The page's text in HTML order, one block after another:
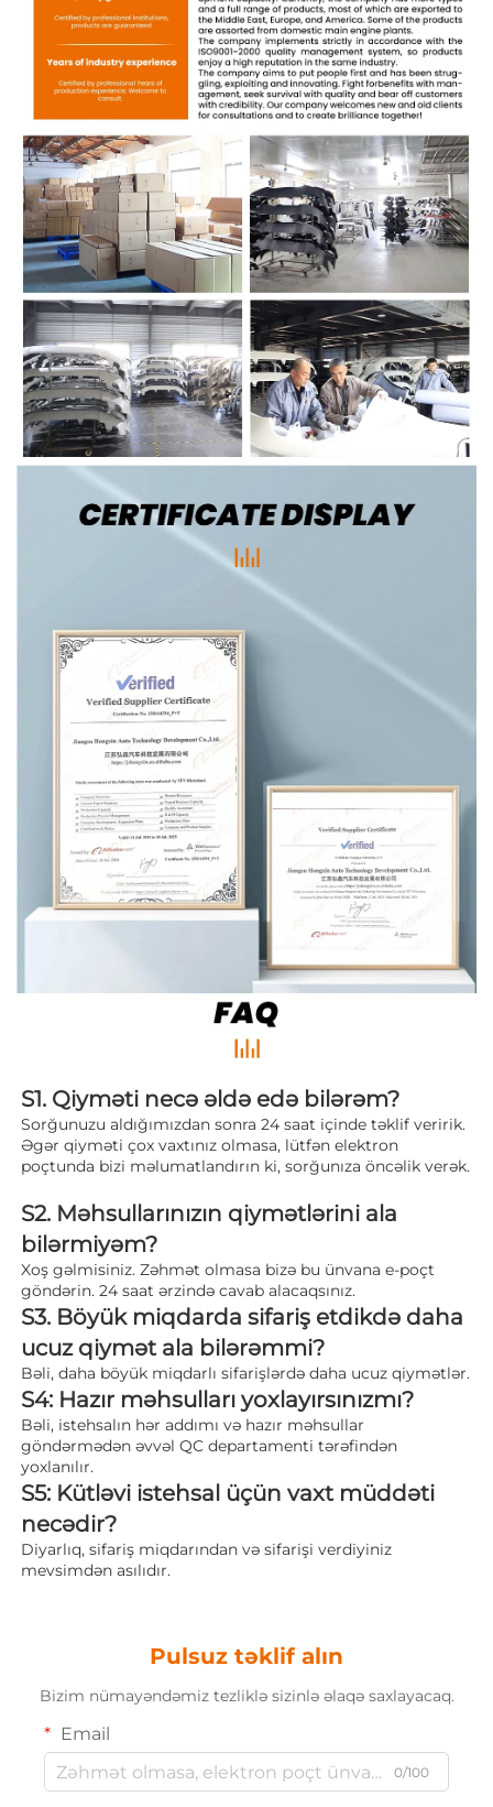
S1. Qiyməti necə əldə edə bilərəm?
Sorğunuzu aldığımızdan sonra 24 saat içinde təklif veririk.
Əgər qiyməti çox vaxtınız olmasa, lütfən elektron
S2. Məhsullarınızın qiymətlərini ala
bilərmiyəm?
Xoş gəlmisiniz. Zəhmət olmasa bizə bu ünvana e-poçt
göndərin. 24 saat ərzində cavab alacaqsınız.
S3. Böyük miqdarda sifariş etdikdə daha
ucuz qiymət ala bilərəmmi?
S4: Hazır məhsulları yoxlayırsınızmı?
Bəli, istehsalın hər addımı və hazır məhsullar
göndərmədən əvvəl QC departamenti tərəfindən
yoxlanılır.
S5: Kütləvi istehsal üçün vaxt müddəti
necədir?
Diyarlıq, sifariş miqdarından və sifarişi verdiyiniz
mevsimdən asılıdır.
Pulsuz təklif alın
Bizim nümayəndəmiz tezliklə sizinlə əlaqə saxlayacaq.
Email
0/100